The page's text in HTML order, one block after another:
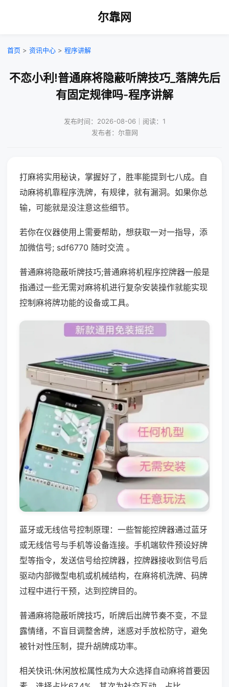
尔靠网
首页 > 资讯中心 > 程序讲解
不恋小利!普通麻将隐蔽听牌技巧_落牌先后
有固定规律吗-程序讲解
发布时间：2026-08-06｜阅读：1
发布者：尔靠网
打麻将实用秘诀，掌握好了，胜率能提到七八成。自
动麻将机靠程序洗牌，有规律，就有漏洞。如果你总
输，可能就是没注意这些细节。
若你在仪器使用上需要帮助，想获取一对一指导，添
加微信号; sdf6770 随时交流 。
普通麻将隐蔽听牌技巧;普通麻将机程序控牌器一般是
指通过一些无需对麻将机进行复杂安装操作就能实现
控制麻将牌功能的设备或工具。
蓝牙或无线信号控制原理：一些智能控牌器通过蓝牙
或无线信号与手机等设备连接。手机端软件预设好牌
型等指令，发送信号给控牌器，控牌器接收到信号后
驱动内部微型电机或机械结构，在麻将机洗牌、码牌
过程中进行干预，达到控牌目的。
普通麻将隐蔽听牌技巧，听牌后出牌节奏不变，不显
露情绪，不盲目调整舍牌，迷惑对手放松防守，避免
被针对性压制，提升胡牌成功率。
相关快讯:休闲放松属性成为大众选择自动麻将首要因